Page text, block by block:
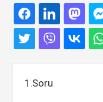
1.Soru